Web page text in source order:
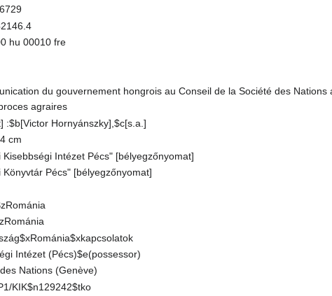
hu 00010 fre
du gouvernement hongrois au Conseil de la Société des
agraires
:$b[Victor Hornyánszky],$c[s.a.]
cm
Intézet Pécs" [bélyegzőnyomat]
Pécs" [bélyegzőnyomat]
Intézet (Pécs)$e(possessor)
Nations (Genève)
KIK$n129242$tko